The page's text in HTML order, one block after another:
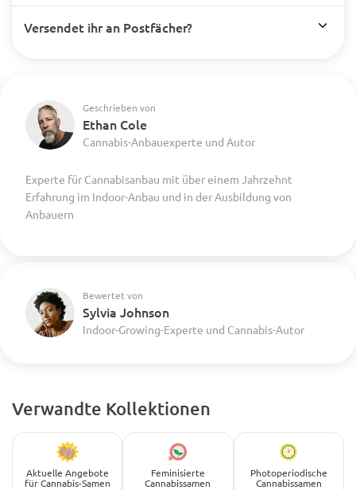
Versendet ihr an Postfächer?
Geschrieben von
Ethan Cole
Cannabis-Anbauexperte und Autor
Experte für Cannabisanbau mit über einem Jahrzehnt
Erfahrung im Indoor-Anbau und in der Ausbildung von
Anbauern
Bewertet von
Sylvia Johnson
Indoor-Growing-Experte und Cannabis-Autor
Verwandte Kollektionen
Aktuelle Angebote
für Cannabis-Samen
Feminisierte
Cannabissamen
Photoperiodische
Cannabissamen